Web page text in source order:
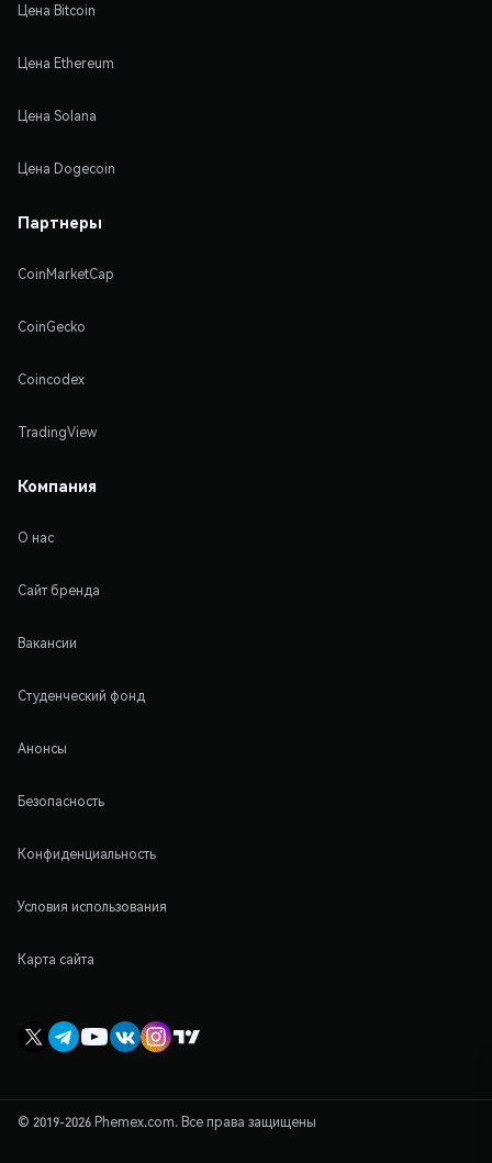
Цена Bitcoin
Цена Ethereum
Цена Solana
Цена Dogecoin
Партнеры
CoinMarketCap
CoinGecko
Coincodex
TradingView
Компания
О нас
Сайт бренда
Вакансии
Студенческий фонд
Анонсы
Безопасность
Конфиденциальность
Условия использования
Карта сайта
© 2019-2026 Phemex.com. Все права защищены